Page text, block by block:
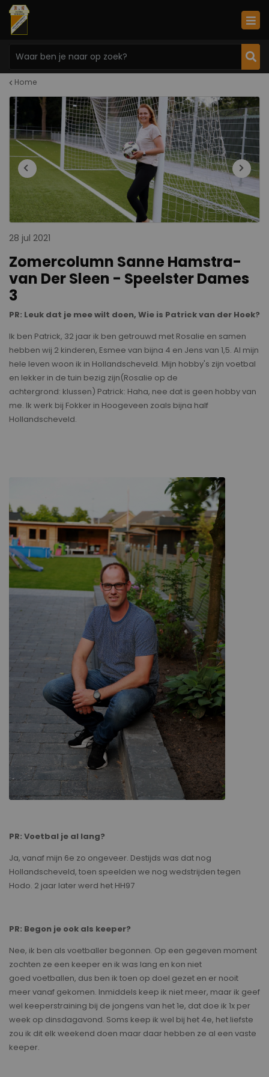
Home
28 jul 2021
Zomercolumn Sanne Hamstra-
van Der Sleen - Speelster Dames
3
PR: Leuk dat je mee wilt doen, Wie is Patrick van der Hoek?
Ik ben Patrick, 32 jaar ik ben getrouwd met Rosalie en samen
hebben wij 2 kinderen, Esmee van bijna 4 en Jens van 1,5. Al mijn
hele leven woon ik in Hollandscheveld. Mijn hobby's zijn voetbal
en lekker in de tuin bezig zijn(Rosalie op de
achtergrond: klussen) Patrick: Haha, nee dat is geen hobby van
me. Ik werk bij Fokker in Hoogeveen zoals bijna half
Hollandscheveld.
PR: Voetbal je al lang?
Ja, vanaf mijn 6e zo ongeveer. Destijds was dat nog
Hollandscheveld, toen speelden we nog wedstrijden tegen
Hodo. 2 jaar later werd het HH97
PR: Begon je ook als keeper?
Nee, ik ben als voetballer begonnen. Op een gegeven moment
zochten ze een keeper en ik was lang en kon niet
goed voetballen, dus ben ik toen op doel gezet en er nooit
meer vanaf gekomen. Inmiddels keep ik niet meer, maar ik geef
wel keeperstraining bij de jongens van het 1e, dat doe ik 1x per
week op dinsdagavond. Soms keep ik wel bij het 4e, het liefste
zou ik dit elk weekend doen maar daar hebben ze al een vaste
keeper.